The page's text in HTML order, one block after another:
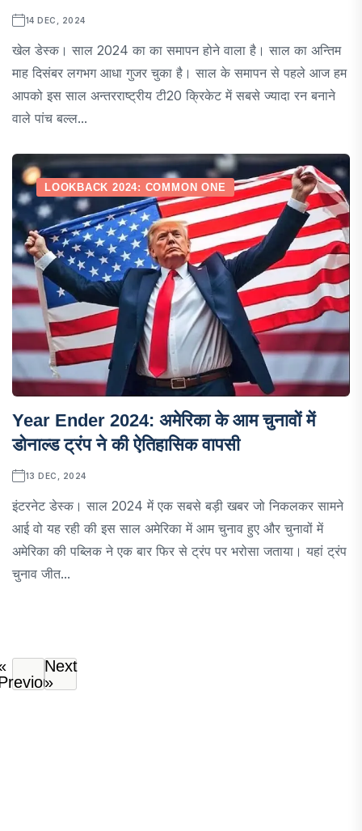
14 DEC, 2024
खेल डेस्क। साल 2024 का का समापन होने वाला है। साल का अन्तिम
माह दिसंबर लगभग आधा गुजर चुका है। साल के समापन से पहले आज हम
आपको इस साल अन्तरराष्ट्रीय टी20 क्रिकेट में सबसे ज्यादा रन बनाने
वाले पांच बल्ल...
LOOKBACK 2024: COMMON ONE
Year Ender 2024: अमेरिका के आम चुनावों में
डोनाल्ड ट्रंप ने की ऐतिहासिक वापसी
13 DEC, 2024
इंटरनेट डेस्क। साल 2024 में एक सबसे बड़ी खबर जो निकलकर सामने
आई वो यह रही की इस साल अमेरिका में आम चुनाव हुए और चुनावों में
अमेरिका की पब्लिक ने एक बार फिर से ट्रंप पर भरोसा जताया। यहां ट्रंप
चुनाव जीत...
Next
»